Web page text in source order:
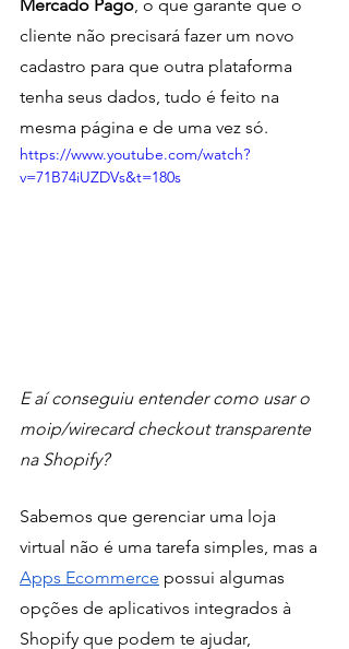
Mercado Pago, o que garante que o
cliente não precisará fazer um novo
cadastro para que outra plataforma
tenha seus dados, tudo é feito na
mesma página e de uma vez só.
https://www.youtube.com/watch?
v=71B74iUZDVs&t=180s
E aí conseguiu entender como usar o
moip/wirecard checkout transparente
na Shopify?
Sabemos que gerenciar uma loja
virtual não é uma tarefa simples, mas a
Apps Ecommerce possui algumas
opções de aplicativos integrados à
Shopify que podem te ajudar,